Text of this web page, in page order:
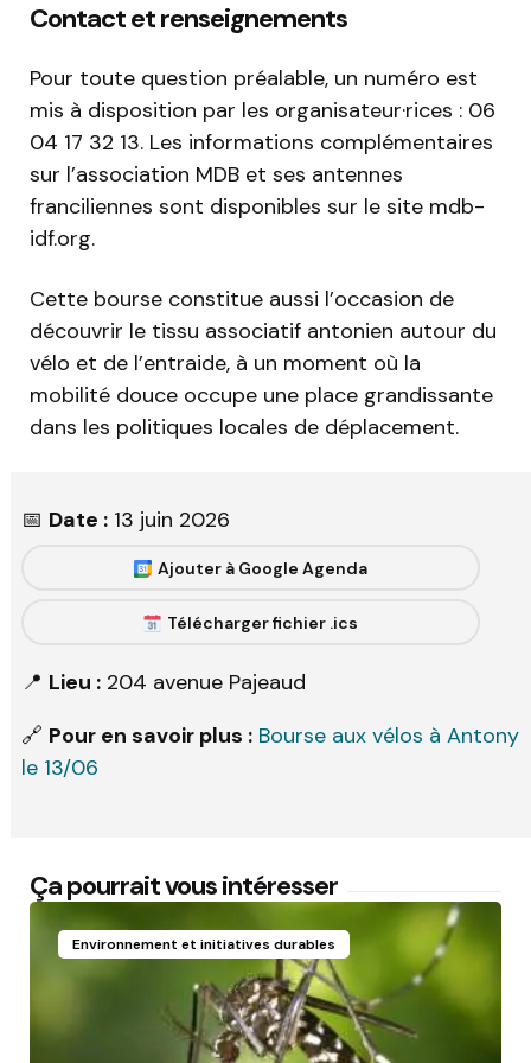
Contact et renseignements
Pour toute question préalable, un numéro est
mis à disposition par les organisateur·rices : 06
04 17 32 13. Les informations complémentaires
sur l’association MDB et ses antennes
franciliennes sont disponibles sur le site mdb-
idf.org.
Cette bourse constitue aussi l’occasion de
découvrir le tissu associatif antonien autour du
vélo et de l’entraide, à un moment où la
mobilité douce occupe une place grandissante
dans les politiques locales de déplacement.
📅 Date : 13 juin 2026
Ajouter à Google Agenda
Télécharger fichier .ics
📍 Lieu : 204 avenue Pajeaud
🔗 Pour en savoir plus : Bourse aux vélos à Antony
le 13/06
Ça pourrait vous intéresser
Environnement et initiatives durables